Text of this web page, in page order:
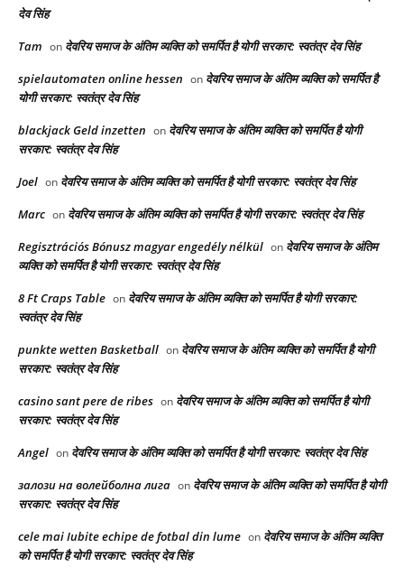
देव सिंह
Tam on देवरिय समाज के अंतिम व्यक्ति को समर्पित है योगी सरकार: स्वतंत्र देव सिंह
spielautomaten online hessen on देवरिय समाज के अंतिम व्यक्ति को समर्पित है
योगी सरकार: स्वतंत्र देव सिंह
blackjack Geld inzetten on देवरिय समाज के अंतिम व्यक्ति को समर्पित है योगी
सरकार: स्वतंत्र देव सिंह
Joel on देवरिय समाज के अंतिम व्यक्ति को समर्पित है योगी सरकार: स्वतंत्र देव सिंह
Marc on देवरिय समाज के अंतिम व्यक्ति को समर्पित है योगी सरकार: स्वतंत्र देव सिंह
Regisztrációs Bónusz magyar engedély nélkül on देवरिय समाज के अंतिम
व्यक्ति को समर्पित है योगी सरकार: स्वतंत्र देव सिंह
8 Ft Craps Table on देवरिय समाज के अंतिम व्यक्ति को समर्पित है योगी सरकार:
स्वतंत्र देव सिंह
punkte wetten Basketball on देवरिय समाज के अंतिम व्यक्ति को समर्पित है योगी
सरकार: स्वतंत्र देव सिंह
casino sant pere de ribes on देवरिय समाज के अंतिम व्यक्ति को समर्पित है योगी
सरकार: स्वतंत्र देव सिंह
Angel on देवरिय समाज के अंतिम व्यक्ति को समर्पित है योगी सरकार: स्वतंत्र देव सिंह
залози на волейболна лига on देवरिय समाज के अंतिम व्यक्ति को समर्पित है योगी
सरकार: स्वतंत्र देव सिंह
cele mai Iubite echipe de fotbal din lume on देवरिय समाज के अंतिम व्यक्ति
को समर्पित है योगी सरकार: स्वतंत्र देव सिंह